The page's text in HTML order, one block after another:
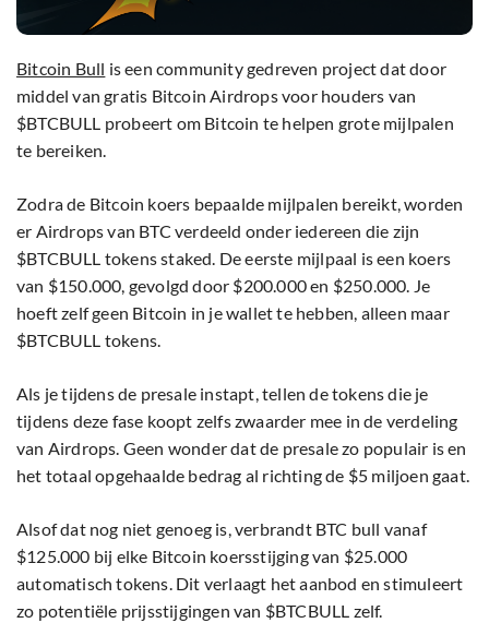
Bitcoin Bull is een community gedreven project dat door
middel van gratis Bitcoin Airdrops voor houders van
$BTCBULL probeert om Bitcoin te helpen grote mijlpalen
te bereiken.
Zodra de Bitcoin koers bepaalde mijlpalen bereikt, worden
er Airdrops van BTC verdeeld onder iedereen die zijn
$BTCBULL tokens staked. De eerste mijlpaal is een koers
van $150.000, gevolgd door $200.000 en $250.000. Je
hoeft zelf geen Bitcoin in je wallet te hebben, alleen maar
$BTCBULL tokens.
Als je tijdens de presale instapt, tellen de tokens die je
tijdens deze fase koopt zelfs zwaarder mee in de verdeling
van Airdrops. Geen wonder dat de presale zo populair is en
het totaal opgehaalde bedrag al richting de $5 miljoen gaat.
Alsof dat nog niet genoeg is, verbrandt BTC bull vanaf
$125.000 bij elke Bitcoin koersstijging van $25.000
automatisch tokens. Dit verlaagt het aanbod en stimuleert
zo potentiële prijsstijgingen van $BTCBULL zelf.